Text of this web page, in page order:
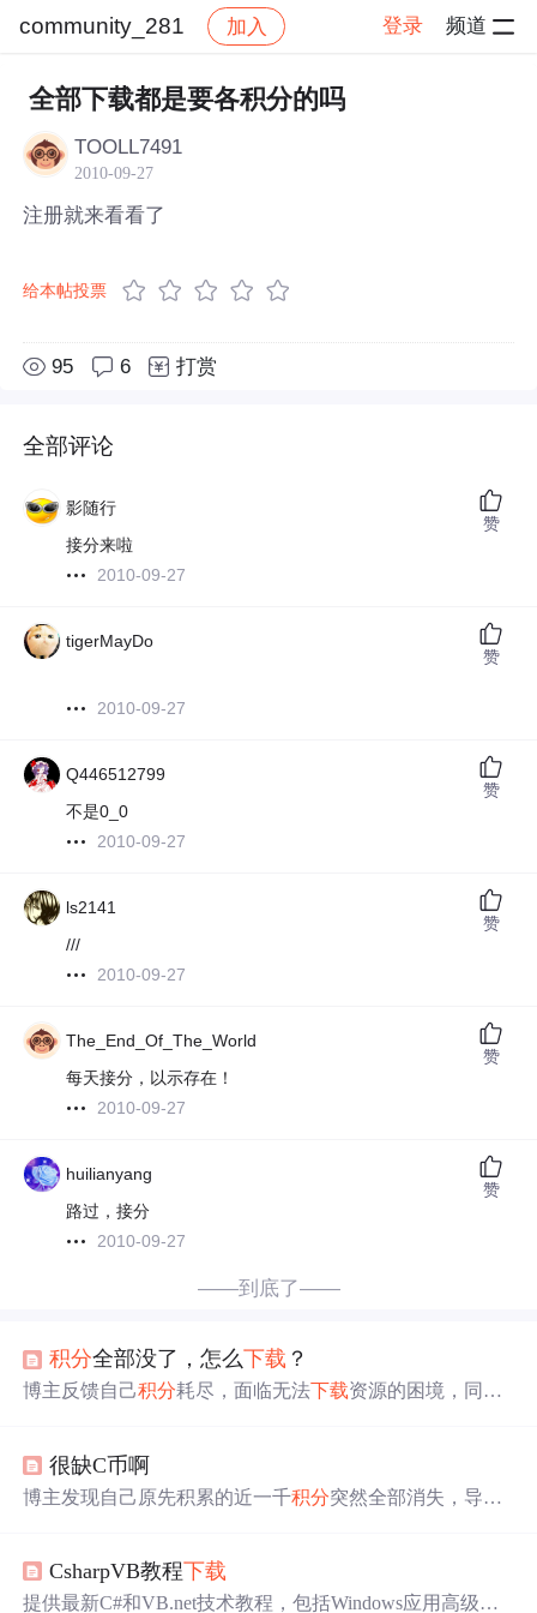
community_281 加入 登录 频道
社区 community_281 帖子详情
全部下载都是要各积分的吗
TOOLL7491
2010-09-27
注册就来看看了
给本帖投票
95 6 打赏
全部评论
影随行
接分来啦
2010-09-27
赞
tigerMayDo
2010-09-27
赞
Q446512799
不是0_0
2010-09-27
赞
ls2141
///
2010-09-27
赞
The_End_Of_The_World
每天接分，以示存在！
2010-09-27
赞
huilianyang
路过，接分
2010-09-27
赞
——到底了——
积分全部没了，怎么下载 ？
博主反馈自己积分耗尽，面临无法下载资源的困境，同时
很缺C币啊
博主发现自己原先积累的近一千积分突然全部消失，导致
CsharpVB教程下载
提供最新C#和VB.net技术教程，包括Windows应用高级编